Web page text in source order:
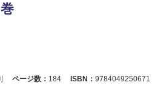
ページ数： 184 ISBN： 9784049250671